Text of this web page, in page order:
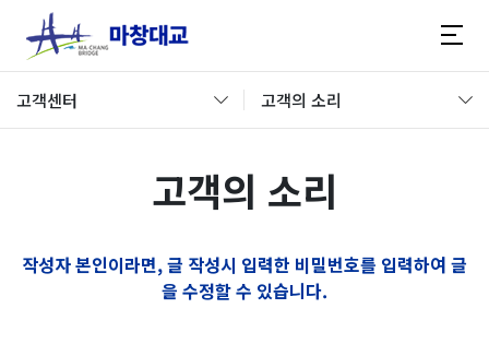
고객센터 고객의 소리
고객의 소리
작성자 본인이라면, 글 작성시 입력한 비밀번호를 입력하여 글
을 수정할 수 있습니다.